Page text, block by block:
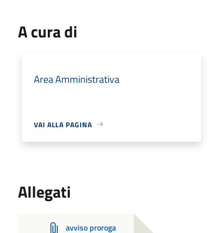
A cura di
Area Amministrativa
VAI ALLA PAGINA
Allegati
avviso proroga